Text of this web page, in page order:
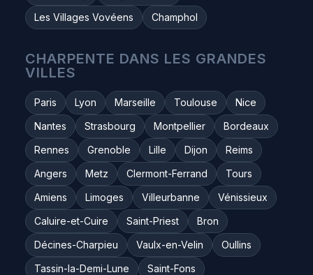
Les Villages Vovéens
Champhol
CHARPENTE DANS LES GRANDES
VILLES
Paris Lyon Marseille Toulouse
Nice
Nantes
Strasbourg Montpellier
Bordeaux
Rennes
Grenoble Lille Dijon
Reims
Angers
Metz Clermont-Ferrand
Tours
Amiens
Limoges Villeurbanne
Vénissieux
Caluire-et-Cuire
Saint-Priest
Bron
Décines-Charpieu
Vaulx-en-Velin
Oullins
Tassin-la-Demi-Lune
Saint-Fons